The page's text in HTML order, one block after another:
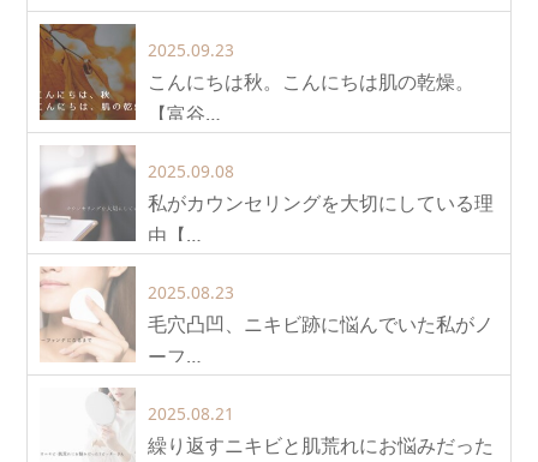
2025.09.23
こんにちは秋。こんにちは肌の乾燥。
【富谷…
2025.09.08
私がカウンセリングを大切にしている理
由【…
2025.08.23
毛穴凸凹、ニキビ跡に悩んでいた私がノ
ーフ…
2025.08.21
繰り返すニキビと肌荒れにお悩みだった